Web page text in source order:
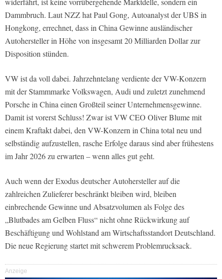
Dammbruch. Laut NZZ hat Paul Gong, Autoanalyst der UBS in
Hongkong, errechnet, dass in China Gewinne ausländischer
Autohersteller in Höhe von insgesamt 20 Milliarden Dollar zur
Disposition stünden.
VW ist da voll dabei. Jahrzehntelang verdiente der VW-Konzern
mit der Stammmarke Volkswagen, Audi und zuletzt zunehmend
Porsche in China einen Großteil seiner Unternehmensgewinne.
Damit ist vorerst Schluss! Zwar ist VW CEO Oliver Blume mit
einem Kraftakt dabei, den VW-Konzern in China total neu und
selbständig aufzustellen, rasche Erfolge daraus sind aber frühestens
im Jahr 2026 zu erwarten – wenn alles gut geht.
Auch wenn der Exodus deutscher Autohersteller auf die
zahlreichen Zulieferer beschränkt bleiben wird, bleiben
einbrechende Gewinne und Absatzvolumen als Folge des
„Blutbades am Gelben Fluss“ nicht ohne Rückwirkung auf
Beschäftigung und Wohlstand am Wirtschaftsstandort Deutschland.
Die neue Regierung startet mit schwerem Problemrucksack.
Anzeige